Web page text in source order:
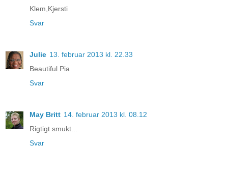
Klem,Kjersti
Svar
Julie 13. februar 2013 kl. 22.33
Beautiful Pia
Svar
May Britt 14. februar 2013 kl. 08.12
Rigtigt smukt...
Svar